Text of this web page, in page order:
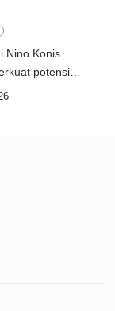
Nino Konis
potensi
menuju UNESCO